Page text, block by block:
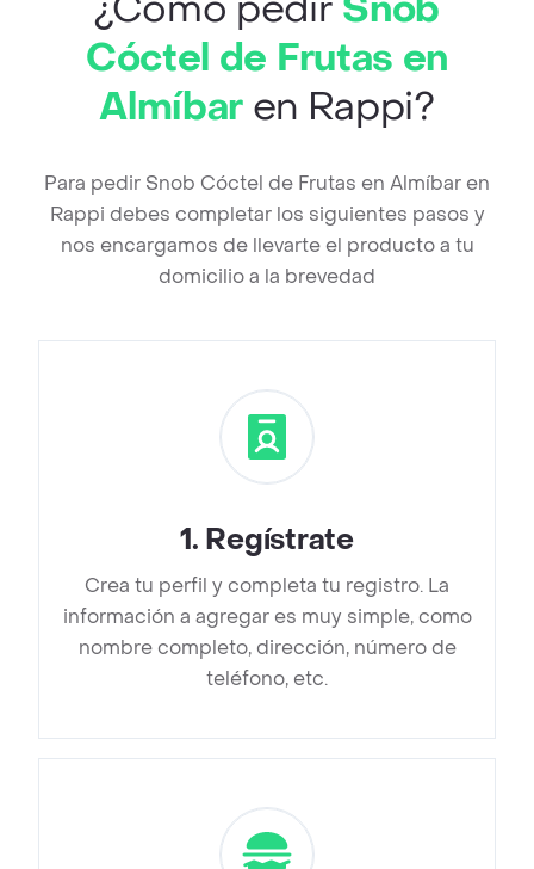
Cóctel de Frutas en
Almíbaren Rappi?
Para pedir Snob Cóctel de Frutas en Almíbar en
Rappi debes completar los siguientes pasos y
nos encargamos de llevarte el producto a tu
domicilio a la brevedad
1. Regístrate
Crea tu perfil y completa tu registro. La
información a agregar es muy simple, como
nombre completo, dirección, número de
teléfono, etc.